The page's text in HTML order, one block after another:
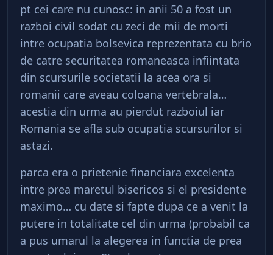
pt cei care nu cunosc: in anii 50 a fost un
razboi civil sodat cu zeci de mii de morti
intre ocupatia bolsevica reprezentata cu brio
de catre securitatea romaneasca infiintata
din scursurile societatii la acea ora si
romanii care aveau coloana vertebrala…
acestia din urma au pierdut razboiul iar
Romania se afla sub ocupatia scursurilor si
astazi.
parca era o prietenie financiara excelenta
intre prea maretul bisericos si el presidente
maximo… cu date si fapte dupa ce a venit la
putere in totalitate cel din urma (probabil ca
a pus umarul la alegerea in functia de prea